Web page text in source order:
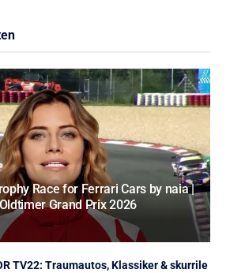
Race for Ferrari Cars by naia |
Grand Prix 2026
TV22: Traumautos, Klassiker & skurrile